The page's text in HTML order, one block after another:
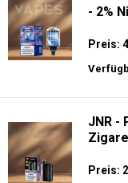
- 2%
Preis:
JNR -
Preis: